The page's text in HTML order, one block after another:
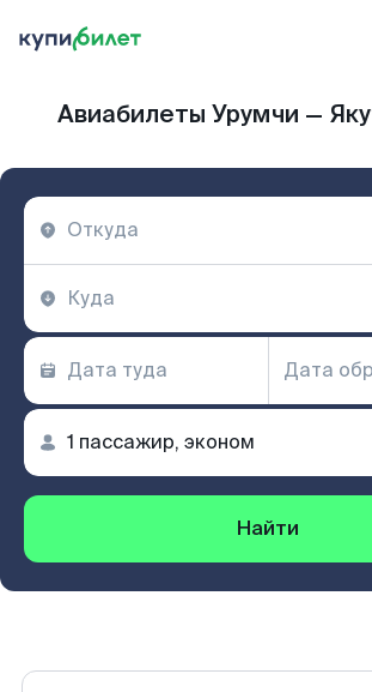
Авиабилеты Урумчи —
Найти